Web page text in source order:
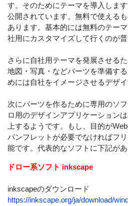
す。そのためにテーマを導入しま
公開されています。無料で使える
あります。基本的には無料のテー
社用にカスタマイズして行くのが普
さらに自社用テーマを発展させる
地図・写真・などパーツを準備す
めには自社をイメージさせるデザイ
次にパーツを作るために専用のソ
ロ用のデザインアプリケーション
上するようです。もし、目的が
パンフレットが必要でなければフ
能です。代表的なソフトに下記があ
ドロー系ソフト inkscape
inkscapeのダウンロード
https://inkscape.org/ja/download/